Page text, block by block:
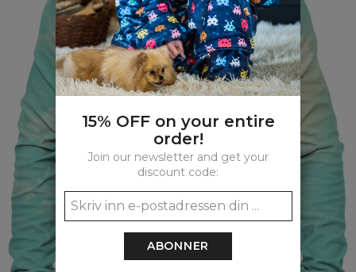
15% OFF on your entire
order!
Join our newsletter and get your
discount code:
ABONNER